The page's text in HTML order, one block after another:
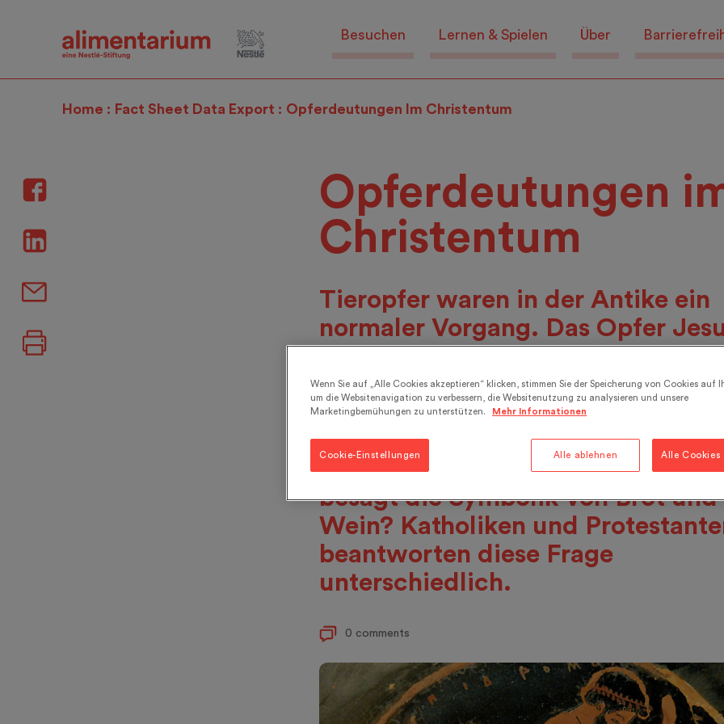
Besuchen Lernen & Spielen Über
Home Fact Sheet Data Export Opferdeutungen Im Christentum
Opferdeutungen
Christentum
Tieropfer waren in der Antike ein
normaler Vorgang. Das Opfer
die bekannten Ausdeutungen. In
christlichen Eucharistie wird dieses
Opfer nachvollzogen, wenn auch
Interpretation uneinheitlich ist.
besagt die Symbolik von Brot und
Wein? Katholiken und
beantworten diese Frage
unterschiedlich.
0 comments
Wenn Sie auf „Alle Cookies akzeptieren“ klicken, stimmen Sie der Speicherung von Cookies auf
um die Websitenavigation zu verbessern, die Websitenutzung zu analysieren und unsere
Marketingbemühungen zu unterstützen.
Mehr Informationen
Alle ablehnen Alle Cookies
Cookie-Einstellungen